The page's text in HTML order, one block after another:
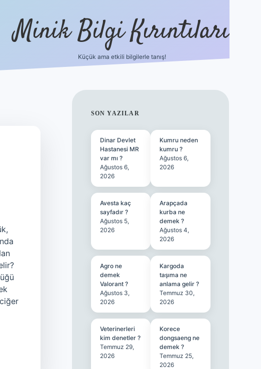
Minik Bilgi Kırıntıları
Küçük ama etkili bilgilerle tanış!
SIDEBAR
SON YAZILAR
Dinar Devlet
Hastanesi MR
var mı ?
Ağustos 6,
2026
Kumru neden
kumru ?
Ağustos 6,
2026
Avesta kaç
sayfadır ?
Ağustos 5,
2026
Arapçada
kurba ne
demek ?
Ağustos 4,
2026
Agro ne
demek
Valorant ?
Ağustos 3,
2026
Kargoda
taşıma ne
anlama gelir ?
Temmuz 30,
2026
Veterinerleri
kim denetler ?
Temmuz 29,
2026
Korece
dongsaeng ne
demek ?
Temmuz 25,
2026
ilbet